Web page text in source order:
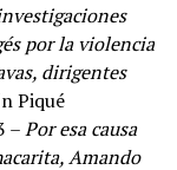
por la violencia
dirigentes
Piqué
–Por esa causa
Amando